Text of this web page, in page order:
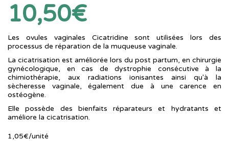
10,50€
Les ovules vaginales Cicatridine sont utilisées lors des
processus de réparation de la muqueuse vaginale.
La cicatrisation est améliorée lors du post partum, en chirurgie
gynécologique, en cas de dystrophie consécutive à la
chimiothérapie, aux radiations ionisantes ainsi qu'à la
sècheresse vaginale, également due à une carence en
ostéogène.
Elle possède des bienfaits réparateurs et hydratants et
améliore la cicatrisation.
1,05€/unité